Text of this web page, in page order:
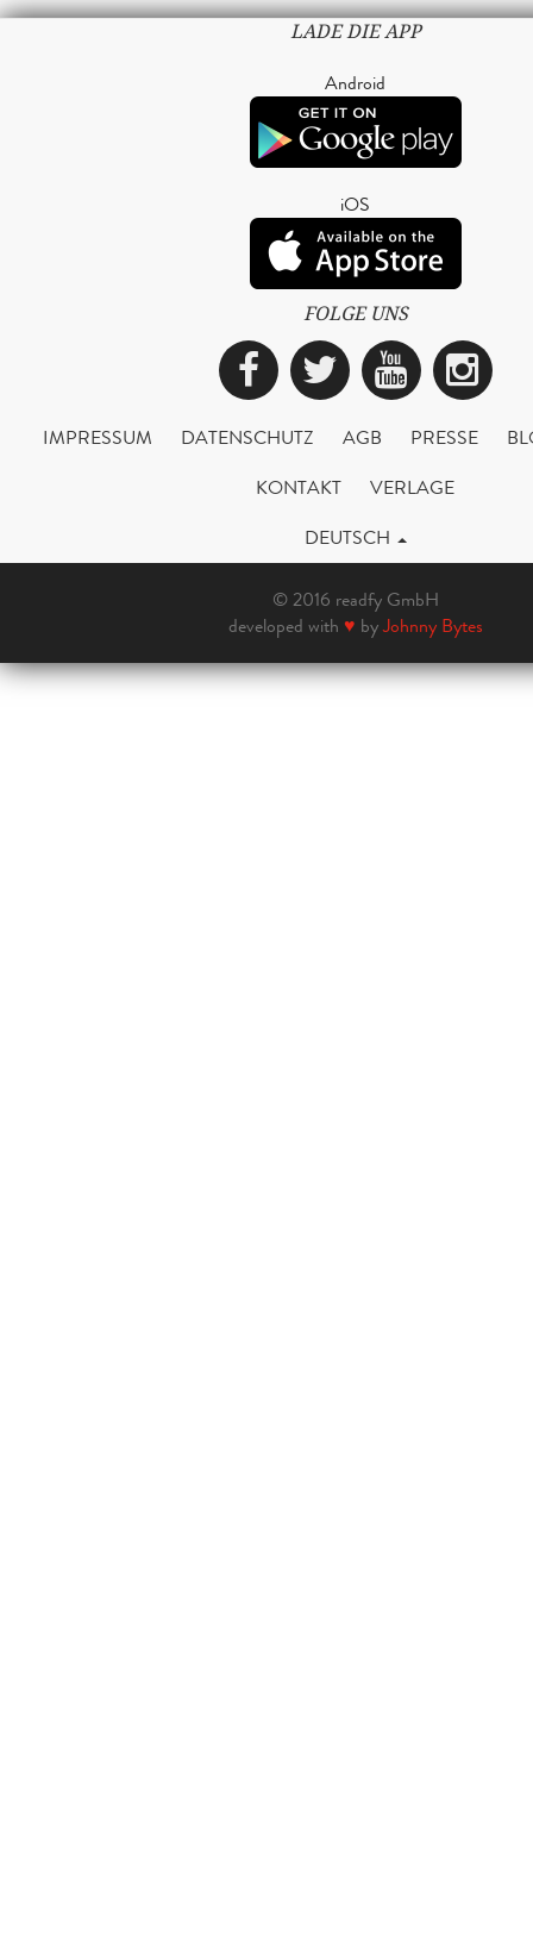
LADE DIE APP
Android
iOS
FOLGE UNS
Facebook
Twitter
IMPRESSUM DATENSCHUTZ AGB PRESSE
KONTAKT
VERLAGE
DEUTSCH
© 2016 readfy GmbH
developed with ♥ byJohnny Bytes